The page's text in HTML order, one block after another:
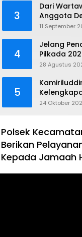
3
Dari
Anggota
Kamiriludin
11 September
4
Jelang
Pilkada
Kayong
28 Agustus
5
Terbentuk
24 Oktober
Polsek
Berikan
Kepada Jamaah